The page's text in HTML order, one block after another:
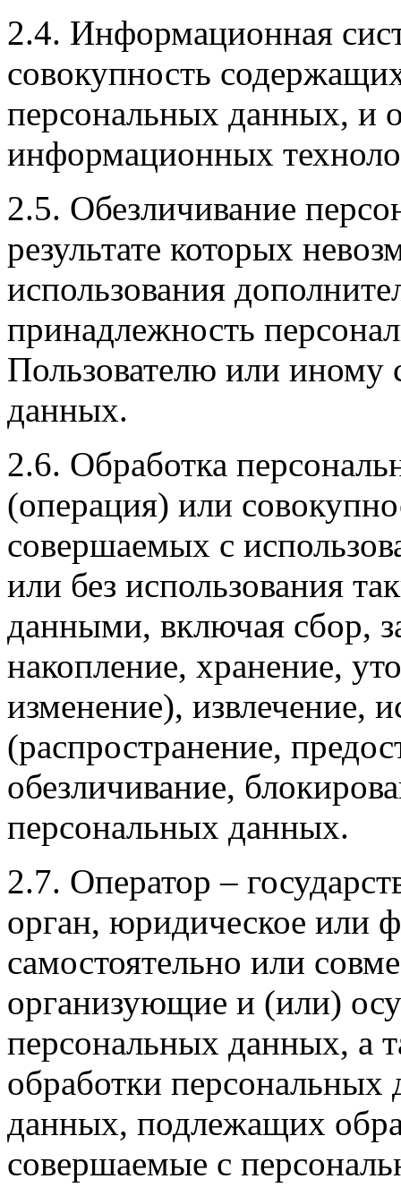
2.4. Информационная
совокупность
персональных данных, и
информационных
2.5. Обезличивание
результате которых
использования
принадлежность
Пользователю или иному
данных.
2.6. Обработка
(операция) или
совершаемых с
или без использования
данными, включая сбор,
накопление, хранение,
изменение), извлечение,
(распространение,
обезличивание,
персональных данных.
2.7. Оператор –
орган, юридическое или
самостоятельно или
организующие и (или)
персональных данных, а
обработки персональных
данных, подлежащих
совершаемые с